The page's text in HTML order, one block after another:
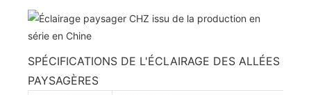
SPÉCIFICATIONS DE L'ÉCLAIRAGE DES ALLÉES
PAYSAGÈRES